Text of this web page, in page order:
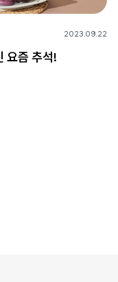
2023.09.22
요즘 추석!